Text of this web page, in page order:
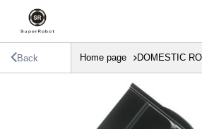
Back Home page DOMESTIC